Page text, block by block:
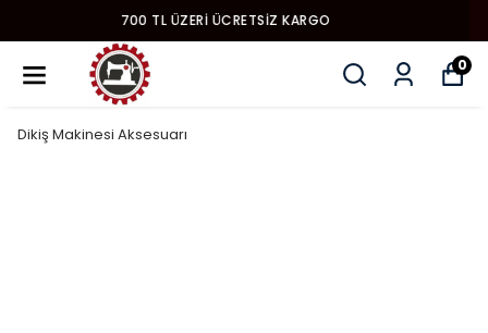
YENI MODEL DIKIŞ MAKINALARI
0
Dikiş Makinesi Aksesuarı